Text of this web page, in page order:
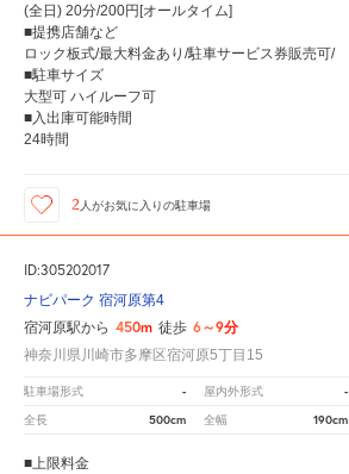
(全日) 20分/200円[オールタイム]
■提携店舗など
ロック板式/最大料金あり/駐車サービス券販売可/
■駐車サイズ
大型可 ハイルーフ可
■入出庫可能時間
24時間
2 人がお気に入りの駐車場
ID:305202017
ナビパーク 宿河原第4
宿河原駅から 450m 徒歩 6～9分
神奈川県川崎市多摩区宿河原5丁目15
駐車場形式 - 屋内外形式 -
全長 500cm 全幅 190cm
■上限料金